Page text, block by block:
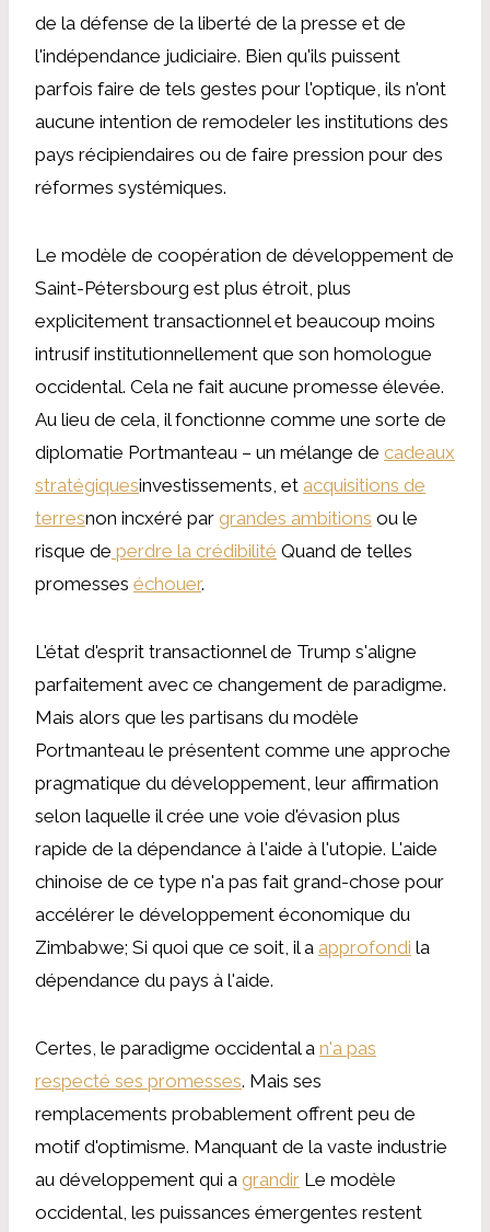
de la défense de la liberté de la presse et de
l'indépendance judiciaire. Bien qu'ils puissent
parfois faire de tels gestes pour l'optique, ils n'ont
aucune intention de remodeler les institutions des
pays récipiendaires ou de faire pression pour des
réformes systémiques.
Le modèle de coopération de développement de
Saint-Pétersbourg est plus étroit, plus
explicitement transactionnel et beaucoup moins
intrusif institutionnellement que son homologue
occidental. Cela ne fait aucune promesse élevée.
Au lieu de cela, il fonctionne comme une sorte de
diplomatie Portmanteau – un mélange de cadeaux
stratégiquesinvestissements, et acquisitions de
terresnon incxéré par grandes ambitions ou le
risque de perdre la crédibilité Quand de telles
promesses échouer.
L'état d'esprit transactionnel de Trump s'aligne
parfaitement avec ce changement de paradigme.
Mais alors que les partisans du modèle
Portmanteau le présentent comme une approche
pragmatique du développement, leur affirmation
selon laquelle il crée une voie d'évasion plus
rapide de la dépendance à l'aide à l'utopie. L'aide
chinoise de ce type n'a pas fait grand-chose pour
accélérer le développement économique du
Zimbabwe; Si quoi que ce soit, il a approfondi la
dépendance du pays à l'aide.
Certes, le paradigme occidental a n'a pas
respecté ses promesses. Mais ses
remplacements probablement offrent peu de
motif d'optimisme. Manquant de la vaste industrie
au développement qui a grandir Le modèle
occidental, les puissances émergentes restent